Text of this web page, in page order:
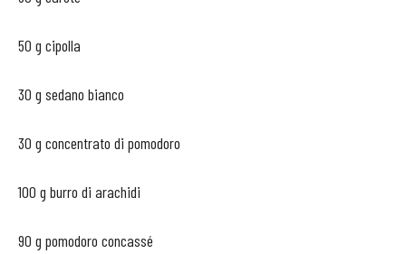
50 g cipolla
30 g sedano bianco
30 g concentrato di pomodoro
100 g burro di arachidi
90 g pomodoro concassé